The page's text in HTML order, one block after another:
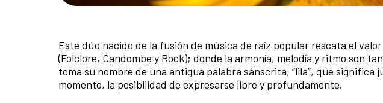
Este dúo nacido de la fusión de música de raíz popular rescata el
(Folclore, Candombe y Rock); donde la armonía, melodía y ritmo son
toma su nombre de una antigua palabra sánscrita, “lila”, que significa
momento, la posibilidad de expresarse libre y profundamente.